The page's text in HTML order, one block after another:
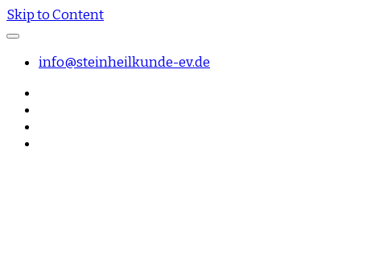
Skip to Content
info@steinheilkunde-ev.de